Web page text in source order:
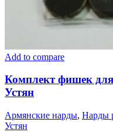
Add to compare
Комплект фишек
Устян
Армянские нарды, Нарды
Устян